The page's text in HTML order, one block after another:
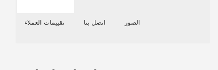
تقييمات العملاء اتصل بنا الصور